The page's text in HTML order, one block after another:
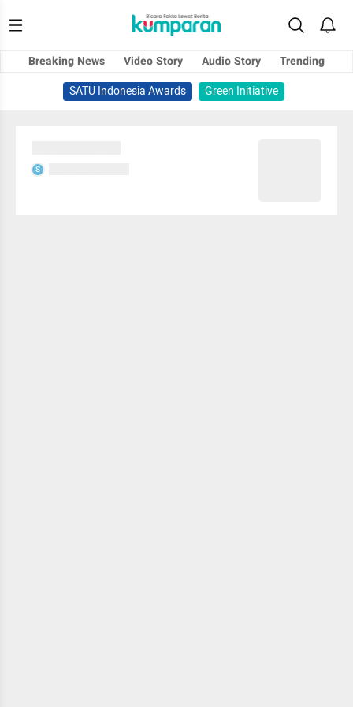
Breaking News Video Story Audio Story
Trending
SATU Indonesia Awards
Green Initiative
S